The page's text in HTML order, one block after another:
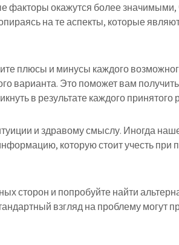
факторы окажутся более значимыми,
на те аспекты, которые
плюсы и минусы каждого
варианта. Это поможет вам получить
в результате каждого
и здравому смыслу. Иногда
которую стоит учесть при
сторон и попробуйте найти
взгляд на проблему могут